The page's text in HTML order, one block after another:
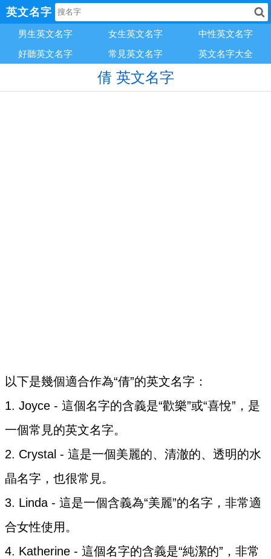
英文名字
男生英文名字 女生英文名字
中性英文名字
好聽英文名字
常見英文名字 英文名字大全
倩 英文名字
以下是幾個適合作為“倩”的英文名字：
1. Joyce - 這個名字的含義是“歡樂”或“喜悅”，是
一個常見的英文名字。
2. Crystal - 這是一個美麗的、清澈的、透明的水
晶名字，也很常見。
3. Linda - 這是一個含義為“美麗”的名字，非常適
合女性使用。
4. Katherine - 這個名字的含義是“純潔的”，非常